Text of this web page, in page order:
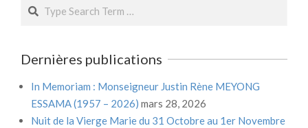
Search
Dernières publications
In Memoriam : Monseigneur Justin Rène MEYONG
ESSAMA (1957 – 2026) mars 28, 2026
Nuit de la Vierge Marie du 31 Octobre au 1er Novembre